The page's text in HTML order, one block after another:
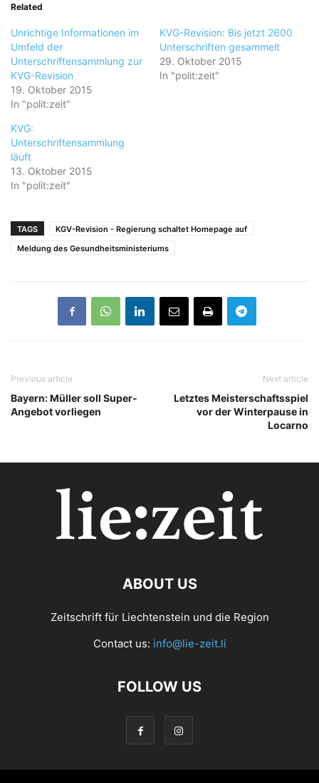
Related
Unrichtige Informationen im
Umfeld der
Unterschriftensammlung zur
KVG-Revision
19. Oktober 2015
In "polit:zeit"
KVG-Revision: Bis jetzt 2600
Unterschriften gesammelt
29. Oktober 2015
In "polit:zeit"
KVG:
Unterschriftensammlung
läuft
13. Oktober 2015
In "polit:zeit"
TAGS
KGV-Revision - Regierung schaltet Homepage auf
Meldung des Gesundheitsministeriums
Previous article
Bayern: Müller soll Super-
Angebot vorliegen
Next article
Letztes Meisterschaftsspiel
vor der Winterpause in
Locarno
ABOUT US
Zeitschrift für Liechtenstein und die Region
Contact us: info@lie-zeit.li
FOLLOW US